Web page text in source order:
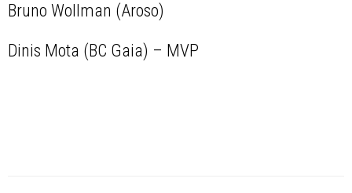
Bruno Wollman (Aroso)
Dinis Mota (BC Gaia) – MVP